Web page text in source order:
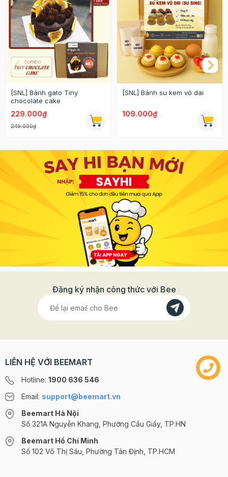
[SNL] Bánh gato Tiny
chocolate cake
229.000₫
249.000₫
[SNL] Bánh su kem vỏ dai
109.000₫
Đăng ký nhận công thức với Bee
LIÊN HỆ VỚI BEEMART
Hotline: 1900 636 546
Email: support@beemart.vn
Beemart Hà Nội
Số 321A Nguyễn Khang, Phường Cầu Giấy, TP.HN
Beemart Hồ Chí Minh
Số 102 Võ Thị Sáu, Phường Tân Định, TP.HCM